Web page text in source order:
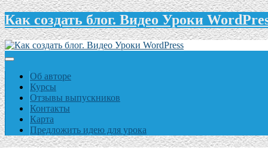
Как создать блог. Видео Уроки
Об авторе
Курсы
Отзывы выпускников
Контакты
Карта
Предложить идею для урока